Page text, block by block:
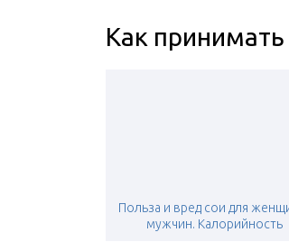
Как
Польза и вред сои для
мужчин. Калорийность